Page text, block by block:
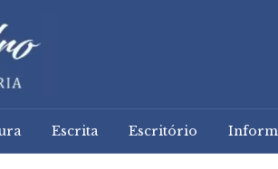
Escrita Escritório